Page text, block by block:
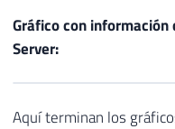
Gráfico con información
Server:
Aquí terminan los